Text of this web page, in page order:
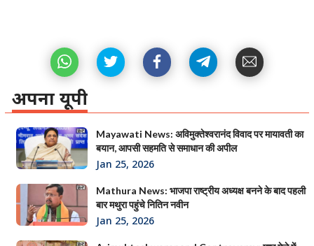
अपना यूपी
Mayawati News: अविमुक्तेश्वरानंद विवाद पर मायावती का
बयान, आपसी सहमति से समाधान की अपील
Jan 25, 2026
Mathura News: भाजपा राष्ट्रीय अध्यक्ष बनने के बाद पहली
बार मथुरा पहुंचे नितिन नवीन
Jan 25, 2026